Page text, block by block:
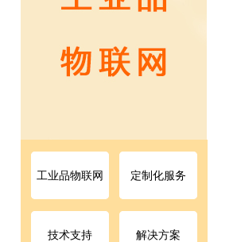
工业品物联网 定制化服务
技术支持 解决方案